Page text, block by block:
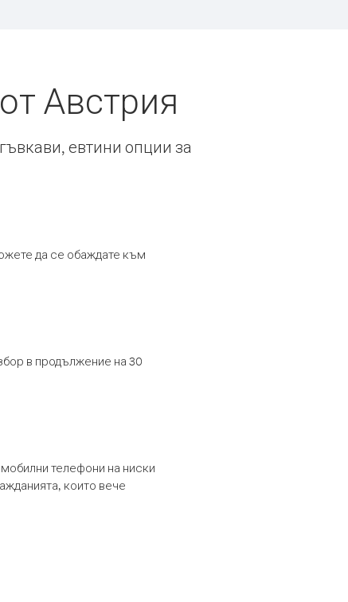
Австрия
евтини опции за
да се обаждате към
в продължение на 30
телефони на ниски
които вече